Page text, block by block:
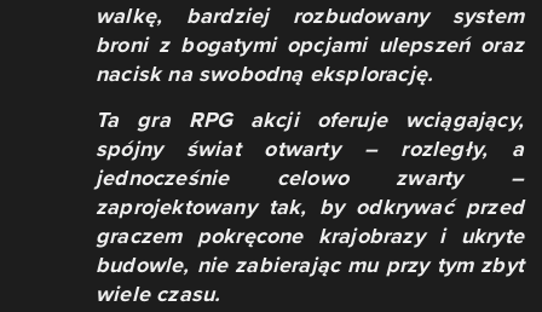
walkę, bardziej rozbudowany system
broni z bogatymi opcjami ulepszeń oraz
nacisk na swobodną eksplorację.
Ta gra RPG akcji oferuje wciągający,
spójny świat otwarty – rozległy, a
jednocześnie celowo zwarty –
zaprojektowany tak, by odkrywać przed
graczem pokręcone krajobrazy i ukryte
budowle, nie zabierając mu przy tym zbyt
wiele czasu.